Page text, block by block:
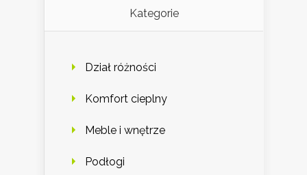
Kategorie
Dział różności
Komfort cieplny
Meble i wnętrze
Podłogi